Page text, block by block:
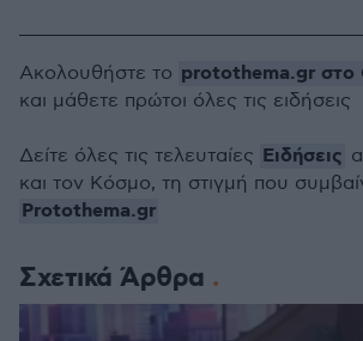
Σχετικά Άρθρα
Ακολουθήστε το protothema.gr στο
και μάθετε πρώτοι όλες τις ειδήσεις
Δείτε όλες τις τελευταίες Ειδήσεις
και τον Κόσμο, τη στιγμή που
Protothema.gr